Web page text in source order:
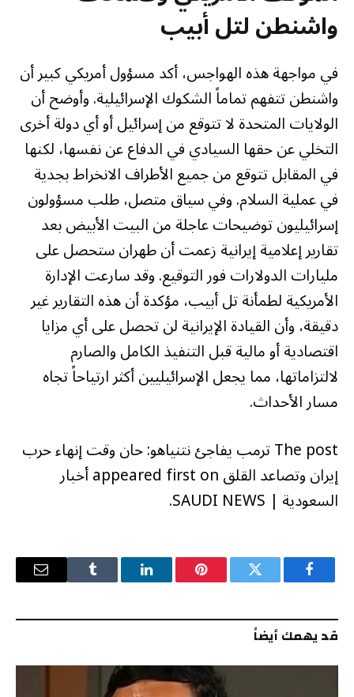
واشنطن لتل أبيب
في مواجهة هذه الهواجس، أكد مسؤول أمريكي كبير أن
واشنطن تتفهم تماماً الشكوك الإسرائيلية. وأوضح أن
الولايات المتحدة لا تتوقع من إسرائيل أو أي دولة أخرى
التخلي عن حقها السيادي في الدفاع عن نفسها، لكنها
في المقابل تتوقع من جميع الأطراف الانخراط بجدية
في عملية السلام. وفي سياق متصل، طلب مسؤولون
إسرائيليون توضيحات عاجلة من البيت الأبيض بعد
تقارير إعلامية إيرانية زعمت أن طهران ستحصل على
مليارات الدولارات فور التوقيع. وقد سارعت الإدارة
الأمريكية لطمأنة تل أبيب، مؤكدة أن هذه التقارير غير
دقيقة، وأن القيادة الإيرانية لن تحصل على أي مزايا
اقتصادية أو مالية قبل التنفيذ الكامل والصارم
لالتزاماتها، مما يجعل الإسرائيليين أكثر ارتياحاً تجاه
مسار الأحداث.
The post ترمب يفاجئ نتنياهو: حان وقت إنهاء حرب
إيران وتصاعد القلق appeared first on أخبار
السعودية | SAUDI NEWS.
فيسبوك تويتر بينتيريستلينكدإن Tumblr
البريد
قد يهمك أيضاً